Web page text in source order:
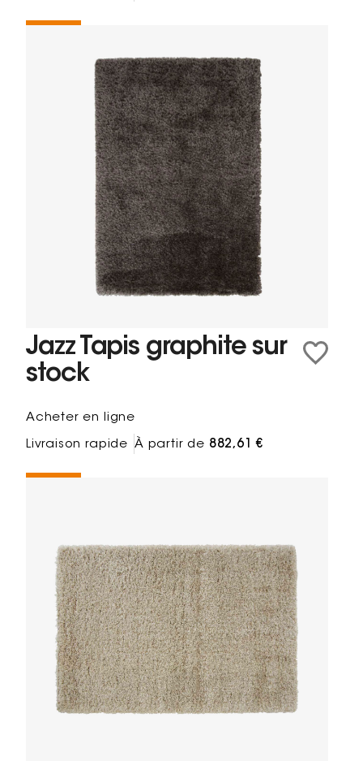
Jazz Tapis graphite sur
stock
Acheter en ligne
Livraison rapide À partir de 882,61 €